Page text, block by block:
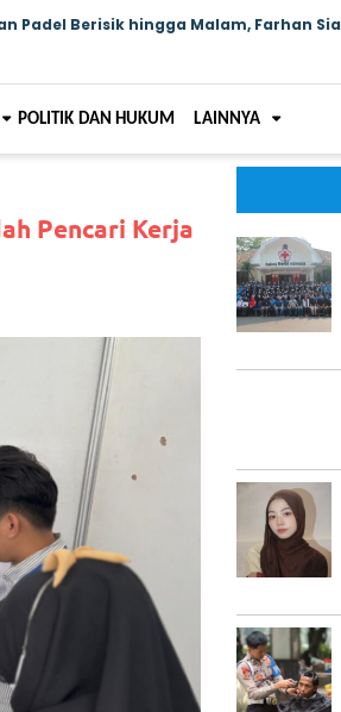
Padel Berisik hingga Malam, Farhan
POLITIK DAN HUKUM LAINNYA
Pencari Kerja